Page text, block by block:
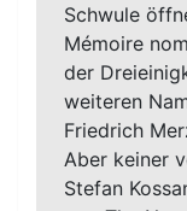
Schwule
Mémoire
der
weiteren
Friedrich
Aber keiner
Stefan